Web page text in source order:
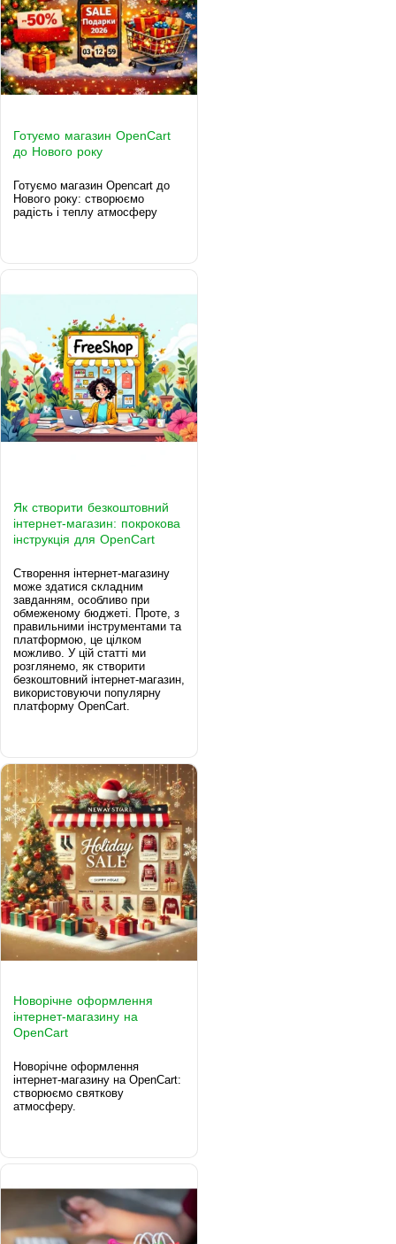
Готуємо магазин OpenCart
до Нового року
Готуємо магазин Opencart до
Нового року: створюємо
радість і теплу атмосферу
Як створити безкоштовний
інтернет-магазин: покрокова
інструкція для OpenCart
Створення інтернет-магазину
може здатися складним
завданням, особливо при
обмеженому бюджеті. Проте, з
правильними інструментами та
платформою, це цілком
можливо. У цій статті ми
розглянемо, як створити
безкоштовний інтернет-магазин,
використовуючи популярну
платформу OpenCart.
Новорічне оформлення
інтернет-магазину на
OpenCart
Новорічне оформлення
інтернет-магазину на OpenCart:
створюємо святкову
атмосферу.